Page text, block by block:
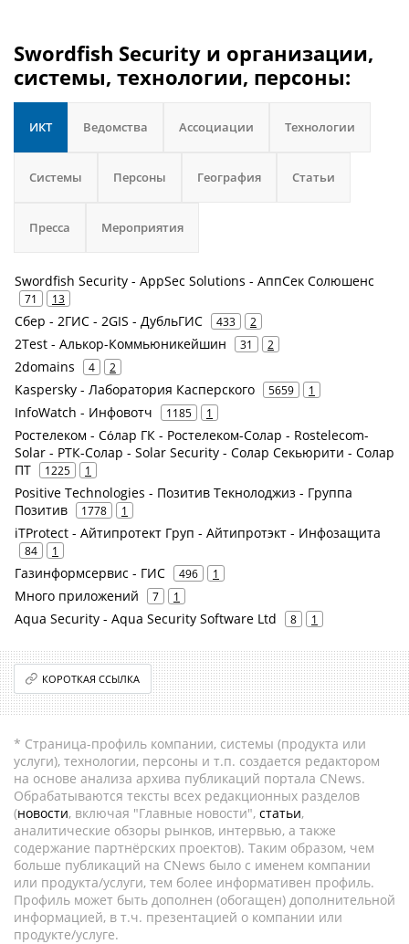
Swordfish Security и организации,
системы, технологии, персоны:
ИКТ Ведомства Ассоциации Технологии
Системы Персоны География Статьи
Пресса Мероприятия
Swordfish Security - AppSec Solutions - АппСек Солюшенс
71 13
Сбер - 2ГИС - 2GIS - ДубльГИС 433 2
2Test - Алькор-Коммьюникейшин 31 2
2domains 4 2
Kaspersky - Лаборатория Касперского 5659 1
InfoWatch - Инфовотч 1185 1
Ростелеком - Сόлар ГК - Ростелеком-Солар - Rostelecom-
Solar - РТК-Солар - Solar Security - Солар Секьюрити - Солар
ПТ
1225 1
Positive Technologies - Позитив Текнолоджиз - Группа
Позитив
1778 1
iTProtect - Айтипротект Груп - Айтипротэкт - Инфозащита
84 1
Газинформсервис - ГИС 496 1
Много приложений 7 1
Aqua Security - Aqua Security Software Ltd 8 1
КОРОТКАЯ ССЫЛКА
* Страница-профиль компании, системы (продукта или
услуги), технологии, персоны и т.п. создается редактором
на основе анализа архива публикаций портала CNews.
Обрабатываются тексты всех редакционных разделов
(новости, включая "Главные новости", статьи,
аналитические обзоры рынков, интервью, а также
содержание партнёрских проектов). Таким образом, чем
больше публикаций на CNews было с именем компании
или продукта/услуги, тем более информативен профиль.
Профиль может быть дополнен (обогащен) дополнительной
информацией, в т.ч. презентацией о компании или
продукте/услуге.